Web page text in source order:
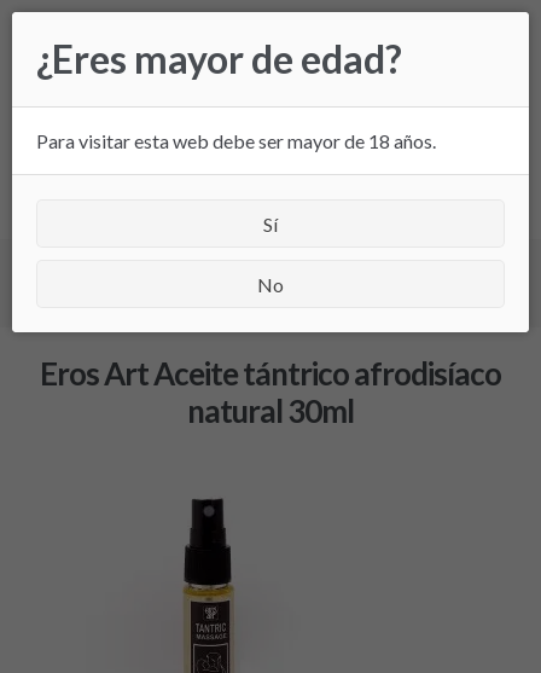
la
navegación
al
contenido
/ Eros Art Aceite tántrico afrodisíaco natural 30ml
Eros Art Aceite tántrico afrodisíaco
natural 30ml
¿Eres mayor de edad?
Para visitar esta web debe ser mayor de 18 años.
Sí
No